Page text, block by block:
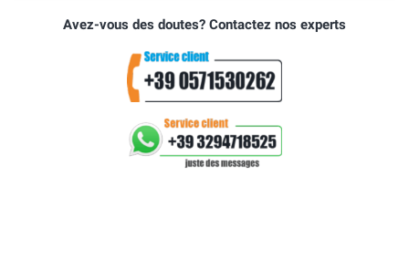
Avez-vous des doutes? Contactez nos experts